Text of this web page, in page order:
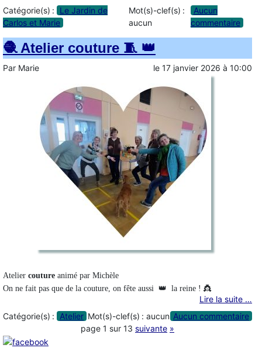
Catégorie(s) :
Le Jardin de
Carlos et Marie
Mot(s)-clef(s) :
aucun
Aucun
commentaire
🧶 Atelier couture 🧵 👑
Par Marie le 17 janvier 2026 à 10:00
Atelier couture animé par Michèle
On ne fait pas que de la couture, on fête aussi 👑 la reine ! 👸
Lire la suite …
Catégorie(s) :
Atelier Mot(s)-clef(s) : aucun Aucun commentaire
page 1 sur 13 suivante »